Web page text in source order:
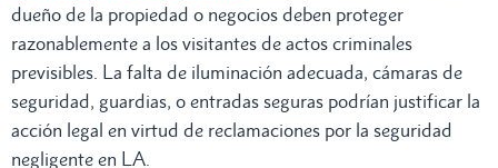
dueño de la propiedad o negocios deben proteger
razonablemente a los visitantes de actos criminales
previsibles. La falta de iluminación adecuada, cámaras de
seguridad, guardias, o entradas seguras podrían justificar la
acción legal en virtud de reclamaciones por la seguridad
negligente en LA.